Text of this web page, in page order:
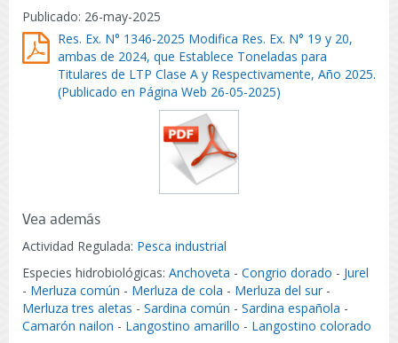
Publicado: 26-may-2025
Res. Ex. N° 1346-2025 Modifica Res. Ex. N° 19 y 20,
ambas de 2024, que Establece Toneladas para
Titulares de LTP Clase A y Respectivamente, Año 2025.
(Publicado en Página Web 26-05-2025)
Vea además
Actividad Regulada: Pesca industrial
Especies hidrobiológicas: Anchoveta - Congrio dorado - Jurel
- Merluza común - Merluza de cola - Merluza del sur -
Merluza tres aletas - Sardina común - Sardina española -
Camarón nailon - Langostino amarillo - Langostino colorado